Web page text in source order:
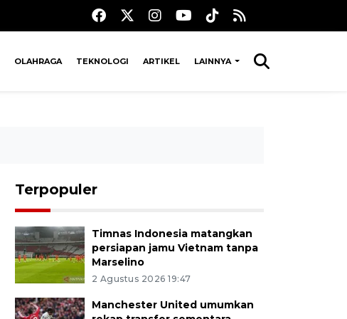
OLAHRAGA TEKNOLOGI ARTIKEL LAINNYA
Terpopuler
Timnas Indonesia matangkan
persiapan jamu Vietnam tanpa
Marselino
2 Agustus 2026 19:47
Manchester United umumkan